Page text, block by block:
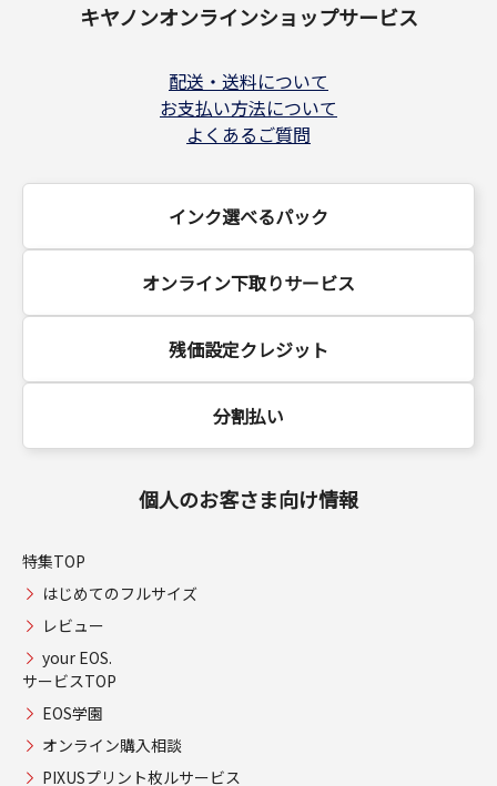
キヤノンオンラインショップサービス
配送・送料について
お支払い方法について
よくあるご質問
インク選べるパック
オンライン下取りサービス
残価設定クレジット
分割払い
個人のお客さま向け情報
特集TOP
はじめてのフルサイズ
レビュー
your EOS.
サービスTOP
EOS学園
オンライン購入相談
PIXUSプリント枚ルサービス